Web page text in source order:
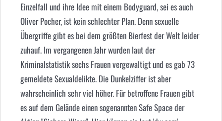
Einzelfall und ihre Idee mit einem Bodyguard, sei es auch
Oliver Pocher, ist kein schlechter Plan. Denn sexuelle
Übergriffe gibt es bei dem größten Bierfest der Welt leider
zuhauf. Im vergangenen Jahr wurden laut der
Kriminalstatistik sechs Frauen vergewaltigt und es gab 73
gemeldete Sexualdelikte. Die Dunkelziffer ist aber
wahrscheinlich sehr viel höher. Für betroffene Frauen gibt
es auf dem Gelände einen sogenannten Safe Space der